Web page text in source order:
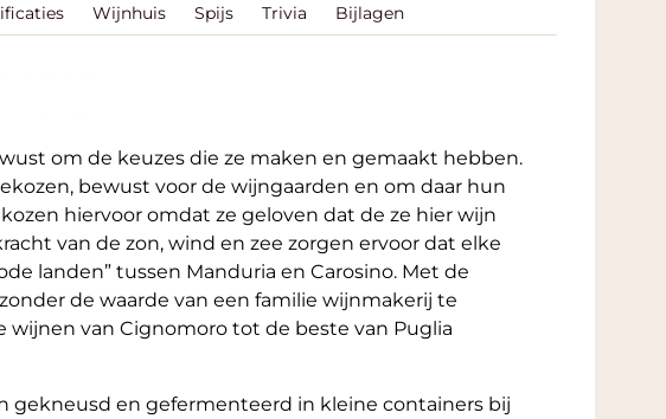
Wijnhuis Spijs Trivia Bijlagen
om de keuzes die ze maken en gemaakt hebben.
bewust voor de wijngaarden en om daar hun
hiervoor omdat ze geloven dat de ze hier wijn
van de zon, wind en zee zorgen ervoor dat elke
landen” tussen Manduria en Carosino. Met de
de waarde van een familie wijnmakerij te
wijnen van Cignomoro tot de beste van Puglia
gekneusd en gefermenteerd in kleine containers bij